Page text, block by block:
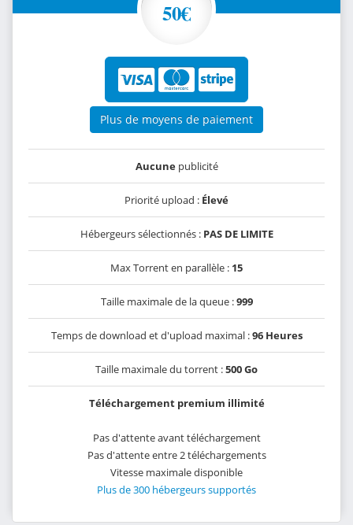
50€
Plus de moyens de paiement
Aucunepublicité
Priorité upload : Élevé
Hébergeurs sélectionnés : PAS DE LIMITE
Max Torrent en parallèle : 15
Taille maximale de la queue :999
Temps de download et d'upload maximal :96 Heures
Taille maximale du torrent :500 Go
Téléchargement premium illimité
Pas d'attente avant téléchargement
Pas d'attente entre 2 téléchargements
Vitesse maximale disponible
Plus de 300 hébergeurs supportés